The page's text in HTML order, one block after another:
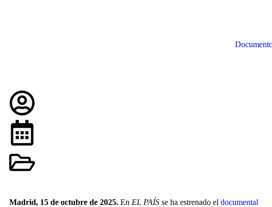
Madrid, 15 de octubre de 2025. En EL PAÍS se ha estrenado el documental